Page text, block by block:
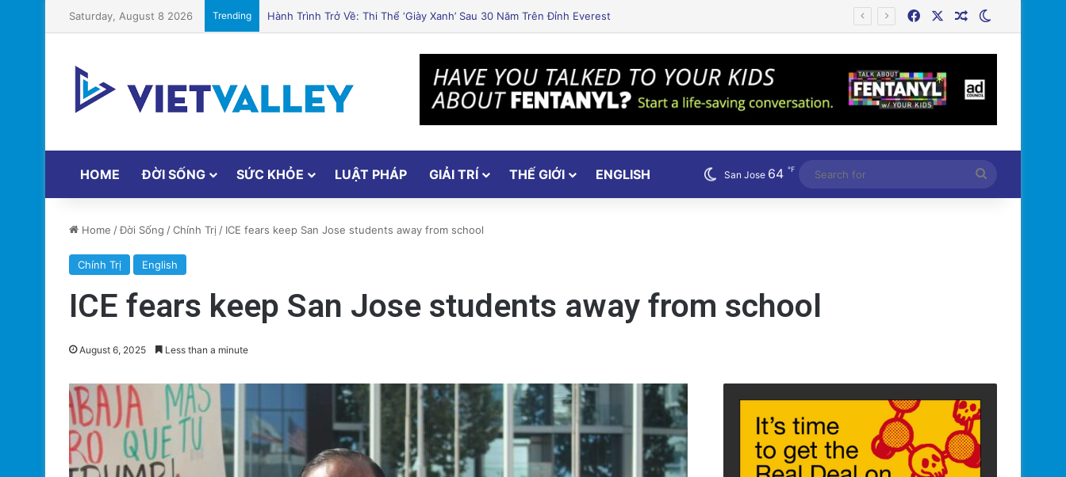
Saturday, August 8 2026 Trending Cá hồi nướng gia vị Địa Trung Hải thơm ngon hấp dẫn FacebookRandom Article
HOME ĐỜI SỐNG SỨC KHỎE LUẬT PHÁP GIẢI TRÍ THẾ GIỚI ENGLISH San Jose 64 ℉
for
Home /Đời Sống /Chính Trị / ICE fears keep San Jose students away from school
Chính Trị English
ICE fears keep San Jose students away from school
August 6, 2025 Less than a minute